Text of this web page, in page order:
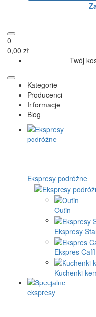
0
0,00 zł
Twój
Kategorie
Producenci
Informacje
Blog
Ekspresy podróżne
Outin
Ekspresy
Ekspres
Kuchenki